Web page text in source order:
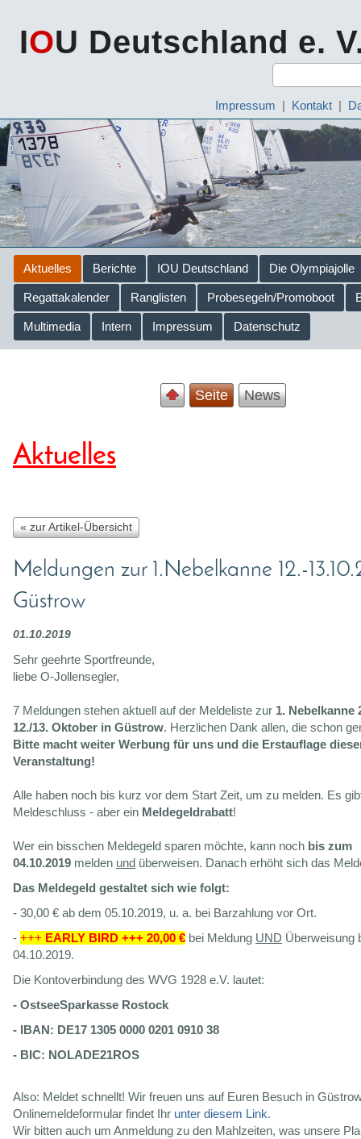
IOU Deutschland e.
Impressum | Kontakt |
Aktuelles Berichte IOU Deutschland Die Olympiajolle
Regattakalender Ranglisten Probesegeln/Promoboot
Multimedia Intern Impressum Datenschutz
Seite News
Aktuelles
« zur Artikel-Übersicht
Meldungen zur 1.Nebelkanne 12.-
Güstrow
01.10.2019
Sehr geehrte Sportfreunde,
liebe O-Jollensegler,
7 Meldungen stehen aktuell auf der Meldeliste zur 1. Nebelkanne
12./13. Oktober in Güstrow. Herzlichen Dank allen, die schon
Bitte macht weiter Werbung für uns und die Erstauflage
Veranstaltung!
Alle haben noch bis kurz vor dem Start Zeit, um zu melden. Es
Meldeschluss - aber ein Meldegeldrabatt!
Wer ein bisschen Meldegeld sparen möchte, kann noch bis zum
04.10.2019 melden und überweisen. Danach erhöht sich das
Das Meldegeld gestaltet sich wie folgt:
- 30,00 € ab dem 05.10.2019, u. a. bei Barzahlung vor Ort.
- +++ EARLY BIRD +++ 20,00 € bei Meldung UND Überweisung
04.10.2019.
Die Kontoverbindung des WVG 1928 e.V. lautet:
- OstseeSparkasse Rostock
- IBAN: DE17 1305 0000 0201 0910 38
- BIC: NOLADE21ROS
Also: Meldet schnellt! Wir freuen uns auf Euren Besuch in
Onlinemeldeformular findet Ihr unter diesem Link.
Wir bitten auch um Anmeldung zu den Mahlzeiten, was unsere